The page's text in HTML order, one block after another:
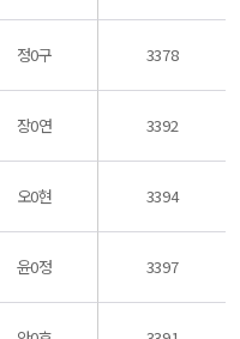
정0구 3378
장0연 3392
오0현 3394
윤0정 3397